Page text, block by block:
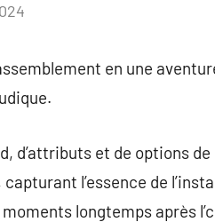
en une
d’attributs et de options
l’essence de
longtemps après